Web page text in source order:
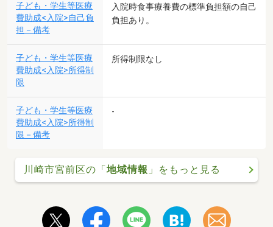
子ども・学生等医療
費助成<入院>自己負
担－備考
入院時食事療養費の標準負担額の自己
負担あり。
子ども・学生等医療
費助成<入院>所得制
限
所得制限なし
子ども・学生等医療
費助成<入院>所得制
限－備考
-
川崎市宮前区の「地域情報 」をもっと見る